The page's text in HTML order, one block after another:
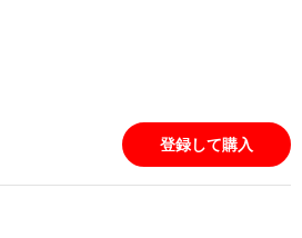
アイリスの大人気シリーズをコミカラ
録★
登録して購入